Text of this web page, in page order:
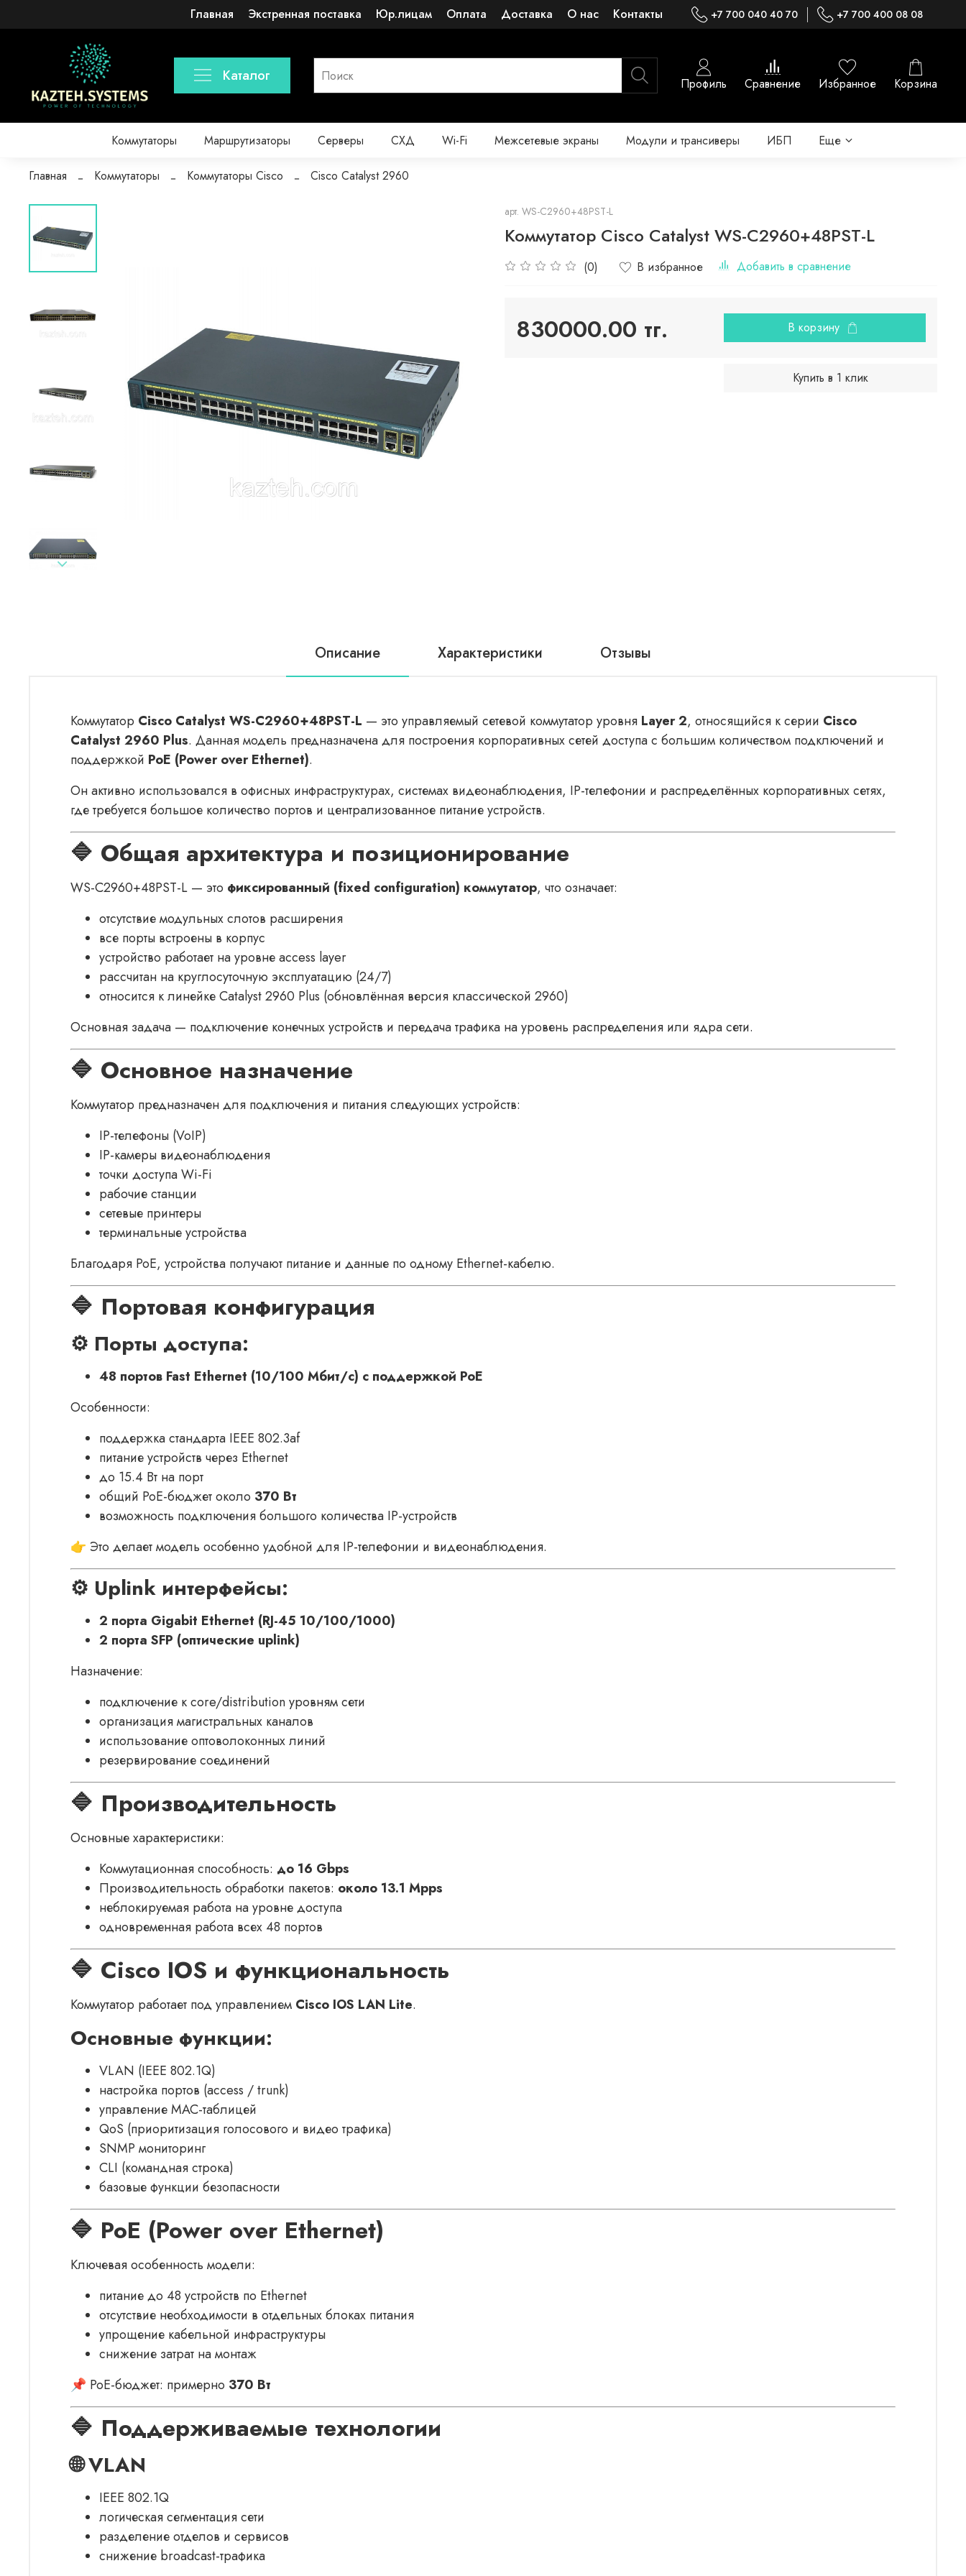
Главная Экстренная поставка Юр.лицам Оплата Доставка О нас Контакты +7 700 040 40 70 +7 700 400 08 08
Каталог Профиль Сравнение Избранное Корзина
Коммутаторы Маршрутизаторы Серверы СХД Wi-Fi Межсетевые экраны Модули и трансиверы ИБП Еще
Главная Коммутаторы Коммутаторы Cisco Cisco Catalyst 2960
арт. WS-C2960+48PST-L
Коммутатор Cisco Catalyst WS-C2960+48PST-L
(0) В избранное Добавить в сравнение
830000.00 тг. В корзину
Купить в 1 клик
Описание Характеристики Отзывы
Коммутатор Cisco Catalyst WS-C2960+48PST-L — это управляемый сетевой коммутатор уровня Layer 2, относящийся к серии Cisco
Catalyst 2960 Plus. Данная модель предназначена для построения корпоративных сетей доступа с большим количеством подключений и
поддержкой PoE (Power over Ethernet).
Он активно использовался в офисных инфраструктурах, системах видеонаблюдения, IP-телефонии и распределённых корпоративных сетях,
где требуется большое количество портов и централизованное питание устройств.
🔷 Общая архитектура и позиционирование
WS-C2960+48PST-L — это фиксированный (fixed configuration) коммутатор, что означает:
отсутствие модульных слотов расширения
все порты встроены в корпус
устройство работает на уровне access layer
рассчитан на круглосуточную эксплуатацию (24/7)
относится к линейке Catalyst 2960 Plus (обновлённая версия классической 2960)
Основная задача — подключение конечных устройств и передача трафика на уровень распределения или ядра сети.
🔷 Основное назначение
Коммутатор предназначен для подключения и питания следующих устройств:
IP-телефоны (VoIP)
IP-камеры видеонаблюдения
точки доступа Wi-Fi
рабочие станции
сетевые принтеры
терминальные устройства
Благодаря PoE, устройства получают питание и данные по одному Ethernet-кабелю.
🔷 Портовая конфигурация
⚙️ Порты доступа:
48 портов Fast Ethernet (10/100 Мбит/с) с поддержкой PoE
Особенности:
поддержка стандарта IEEE 802.3af
питание устройств через Ethernet
до 15.4 Вт на порт
общий PoE-бюджет около 370 Вт
возможность подключения большого количества IP-устройств
👉 Это делает модель особенно удобной для IP-телефонии и видеонаблюдения.
⚙️ Uplink интерфейсы:
2 порта Gigabit Ethernet (RJ-45 10/100/1000)
2 порта SFP (оптические uplink)
Назначение:
подключение к core/distribution уровням сети
организация магистральных каналов
использование оптоволоконных линий
резервирование соединений
🔷 Производительность
Основные характеристики:
Коммутационная способность: до 16 Gbps
Производительность обработки пакетов: около 13.1 Mpps
неблокируемая работа на уровне доступа
одновременная работа всех 48 портов
🔷 Cisco IOS и функциональность
Коммутатор работает под управлением Cisco IOS LAN Lite.
Основные функции:
VLAN (IEEE 802.1Q)
настройка портов (access / trunk)
управление MAC-таблицей
QoS (приоритизация голосового и видео трафика)
SNMP мониторинг
CLI (командная строка)
базовые функции безопасности
🔷 PoE (Power over Ethernet)
Ключевая особенность модели:
питание до 48 устройств по Ethernet
отсутствие необходимости в отдельных блоках питания
упрощение кабельной инфраструктуры
снижение затрат на монтаж
📌 PoE-бюджет: примерно 370 Вт
🔷 Поддерживаемые технологии
🌐 VLAN
IEEE 802.1Q
логическая сегментация сети
разделение отделов и сервисов
снижение broadcast-трафика